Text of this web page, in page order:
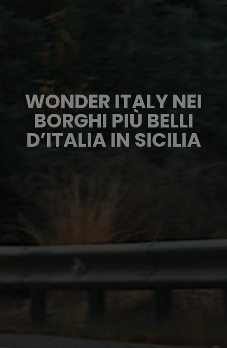
WONDER ITALY NEI
BORGHI PIÙ BELLI
D’ITALIA IN SICILIA